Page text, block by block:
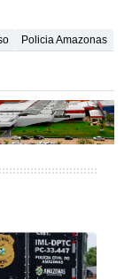
Policia Amazonas